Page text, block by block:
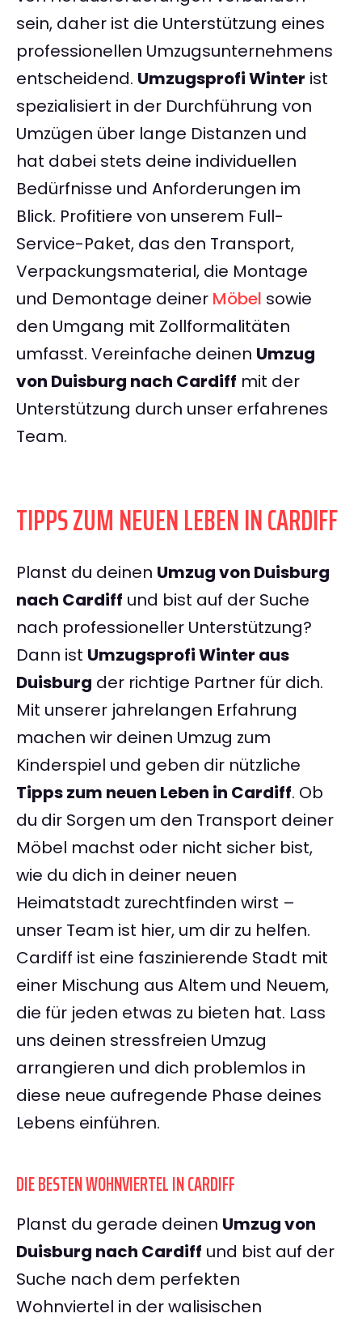
sein, daher ist die Unterstützung eines
professionellen Umzugsunternehmens
entscheidend. Umzugsprofi Winter ist
spezialisiert in der Durchführung von
Umzügen über lange Distanzen und
hat dabei stets deine individuellen
Bedürfnisse und Anforderungen im
Blick. Profitiere von unserem Full-
Service-Paket, das den Transport,
Verpackungsmaterial, die Montage
und Demontage deiner Möbel sowie
den Umgang mit Zollformalitäten
umfasst. Vereinfache deinen Umzug
von Duisburg nach Cardiff mit der
Unterstützung durch unser erfahrenes
Team.
TIPPS ZUM NEUEN LEBEN IN CARDIFF
Planst du deinen Umzug von Duisburg
nach Cardiff und bist auf der Suche
nach professioneller Unterstützung?
Dann ist Umzugsprofi Winter aus
Duisburg der richtige Partner für dich.
Mit unserer jahrelangen Erfahrung
machen wir deinen Umzug zum
Kinderspiel und geben dir nützliche
Tipps zum neuen Leben in Cardiff. Ob
du dir Sorgen um den Transport deiner
Möbel machst oder nicht sicher bist,
wie du dich in deiner neuen
Heimatstadt zurechtfinden wirst –
unser Team ist hier, um dir zu helfen.
Cardiff ist eine faszinierende Stadt mit
einer Mischung aus Altem und Neuem,
die für jeden etwas zu bieten hat. Lass
uns deinen stressfreien Umzug
arrangieren und dich problemlos in
diese neue aufregende Phase deines
Lebens einführen.
DIE BESTEN WOHNVIERTEL IN CARDIFF
Planst du gerade deinen Umzug von
Duisburg nach Cardiff und bist auf der
Suche nach dem perfekten
Wohnviertel in der walisischen